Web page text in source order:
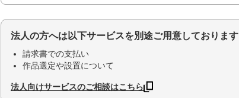
法人の方へは以下サービスを別途ご用意しております
請求書での支払い
作品選定や設置について
法人向けサービスのご相談はこちら